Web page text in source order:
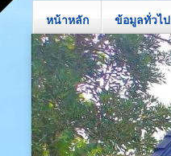
หน้าหลัก ข้อมูลทั่วไป